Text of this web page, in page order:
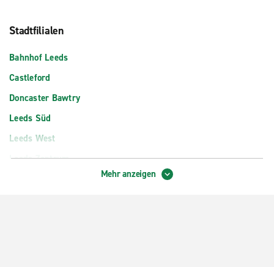
Stadtfilialen
Bahnhof Leeds
Castleford
Doncaster Bawtry
Leeds Süd
Leeds West
Leeds Zentrum
Mehr anzeigen